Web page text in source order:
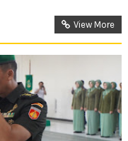
View More